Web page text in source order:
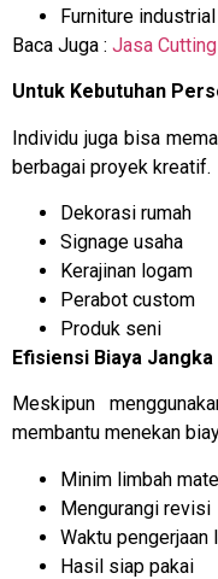
Furniture industrial
Baca Juga : Jasa
Untuk Kebutuhan
Individu juga bisa
berbagai proyek kreatif.
Dekorasi rumah
Signage usaha
Kerajinan logam
Perabot custom
Produk seni
Efisiensi Biaya Jangka
Meskipun
membantu menekan
Minim limbah
Mengurangi revisi
Waktu pengerjaan
Hasil siap pakai